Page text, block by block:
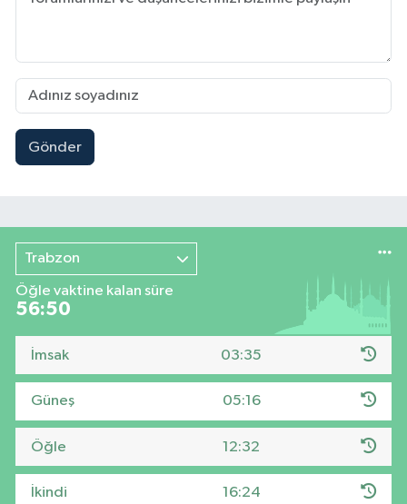
Gönder
Trabzon
Öğle vaktine kalan süre
56:49
İmsak 03:35
Güneş 05:16
Öğle 12:32
İkindi 16:24